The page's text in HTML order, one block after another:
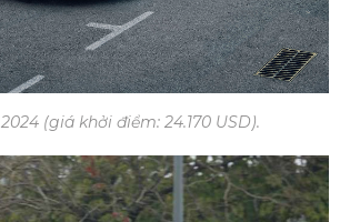
2024 (giá khởi điểm: 24.170 USD).